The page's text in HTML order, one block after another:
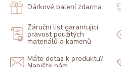
Dárkové balení zdarma
Záruční list garantující
pravost použitých
materiálů a kamenů
Máte dotaz k produktu?